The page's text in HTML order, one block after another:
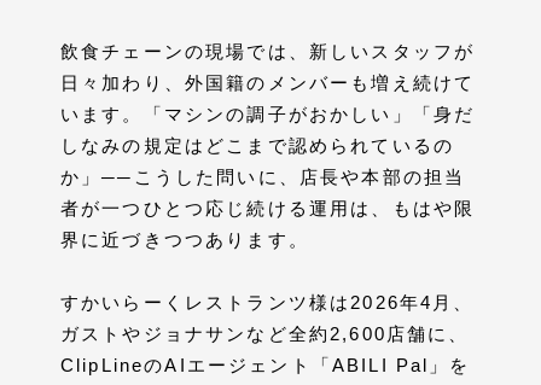
飲食チェーンの現場では、新しいスタッフが
日々加わり、外国籍のメンバーも増え続けて
います。「マシンの調子がおかしい」「身だ
しなみの規定はどこまで認められているの
か」──こうした問いに、店長や本部の担当
者が一つひとつ応じ続ける運用は、もはや限
界に近づきつつあります。
すかいらーくレストランツ様は2026年4月、
ガストやジョナサンなど全約2,600店舗に、
ClipLineのAIエージェント「ABILI Pal」を